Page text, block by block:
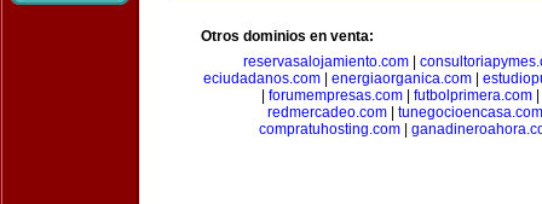
Otros dominios en venta:
reservasalojamiento.com
eciudadanos.com| energiaorganica.com|
forumempresas.com futbolprimera.com
redmercadeo.com| tunegocioencasa.com
compratuhosting.com|